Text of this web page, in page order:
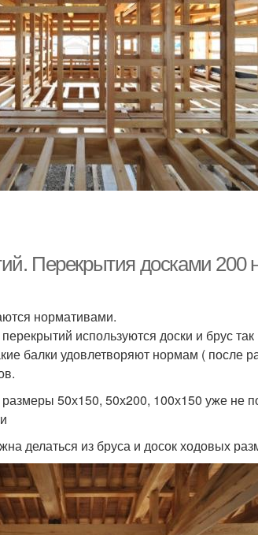
Перекрытия досками 200
нормативами.
используются доски и брус
балки удовлетворяют нормам ( после
50х150, 50х200, 100х150 уже не
делаться из бруса и досок ходовых